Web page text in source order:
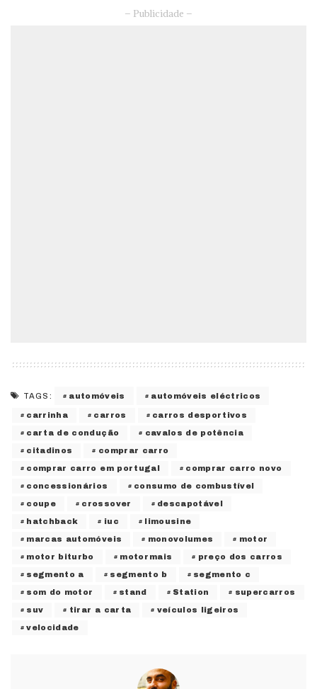
– Publicidade –
TAGS: automóveis automóveis eléctricos
carrinha carros carros desportivos
carta de condução cavalos de potência
citadinos comprar carro
comprar carro em portugal comprar carro novo
concessionários consumo de combustível
coupe crossover descapotável
hatchback iuc limousine
marcas automóveis monovolumes motor
motor biturbo motormais preço dos carros
segmento a segmento b segmento c
som do motor stand Station supercarros
suv tirar a carta veículos ligeiros
velocidade